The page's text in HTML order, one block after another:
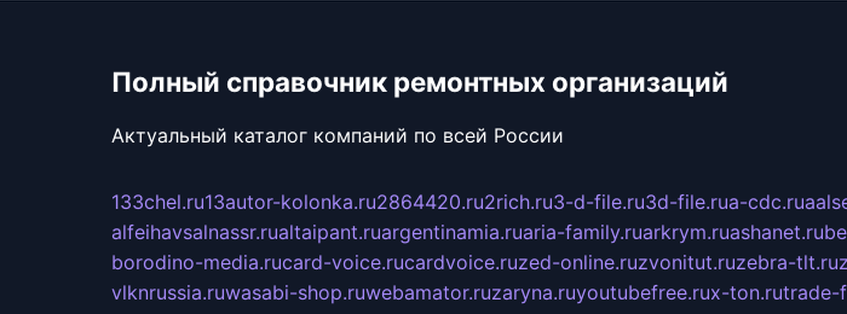
Полный справочник ремонтных организаций
Актуальный каталог компаний по всей России
133chel.ru13autor-kolonka.ru2864420.ru2rich.ru3-d-file.ru3d-file.rua-cdc.ru
alfeihavsalnassr.rualtaipant.ruargentinamia.ruaria-family.ruarkrym.ruashanet.ru
borodino-media.rucard-voice.rucardvoice.ruzed-online.ruzvonitut.ruzebra-tlt.ru
vlknrussia.ruwasabi-shop.ruwebamator.ruzaryna.ruyoutubefree.rux-ton.rutrade-